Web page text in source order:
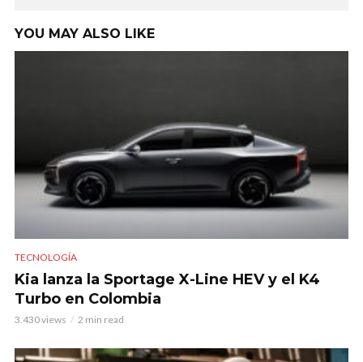
YOU MAY ALSO LIKE
TECNOLOGÍA
Kia lanza la Sportage X-Line HEV y el K4
Turbo en Colombia
3.430 views 2 min read